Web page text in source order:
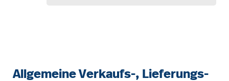
Allgemeine Verkaufs-, Lieferungs-